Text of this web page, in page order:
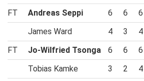
FT
Andreas Seppi 6 6
6
James Ward
4 3
4
FT
Jo-Wilfried Tsonga 6 6
6
Tobias Kamke
3 2
4